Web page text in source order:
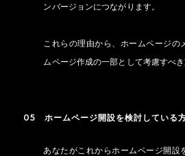
ンバージョンにつながります。
これらの理由から、ホームページの
ムページ作成の一部として考慮すべき
05 ホームページ開設を検討している
あなたがこれからホームページ開設